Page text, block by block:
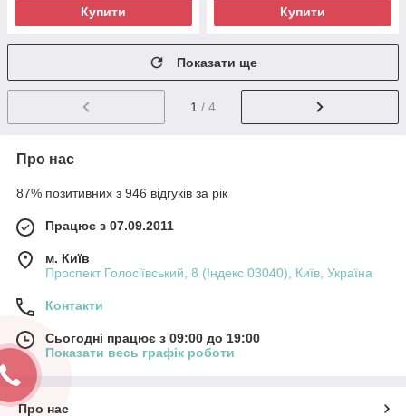
Купити Купити
Показати ще
1 / 4
Про нас
87% позитивних з 946 відгуків за рік
Працює з 07.09.2011
м. Київ
Проспект Голосіївський, 8 (Індекс 03040), Київ, Україна
Контакти
Сьогодні працює з 09:00 до 19:00
Показати весь графік роботи
Про нас